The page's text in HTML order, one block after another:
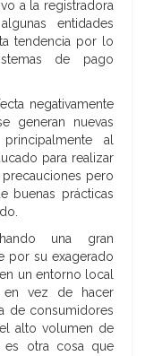
a la registradora
entidades
tendencia por lo
de pago
negativamente
generan nuevas
al
para realizar
pero
buenas prácticas
una gran
por su exagerado
un entorno local
en vez de hacer
de consumidores
alto volumen de
es otra cosa que